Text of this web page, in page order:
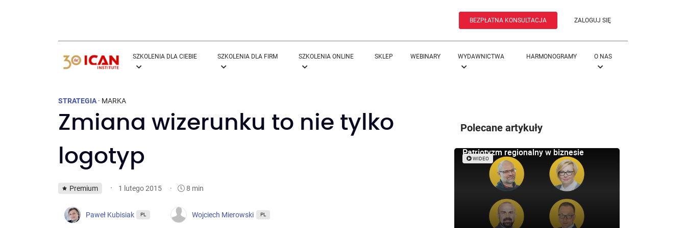
BEZPŁATNA KONSULTACJA ZALOGUJ SIĘ
SZKOLENIA DLA CIEBIE SZKOLENIA DLA FIRM SZKOLENIA ONLINE SKLEP WEBINARY WYDAWNICTWA HARMONOGRAMY O NAS
STRATEGIA · MARKA
Zmiana wizerunku to nie tylko
logotyp
Premium · 1 lutego 2015 · 8 min
Paweł Kubisiak PL Wojciech Mierowski PL
Polecane artykuły
Patriotyzm regionalny w biznesie
WIDEO